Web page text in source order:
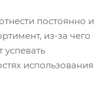
постоянно и
из-за чего
успевать
использования